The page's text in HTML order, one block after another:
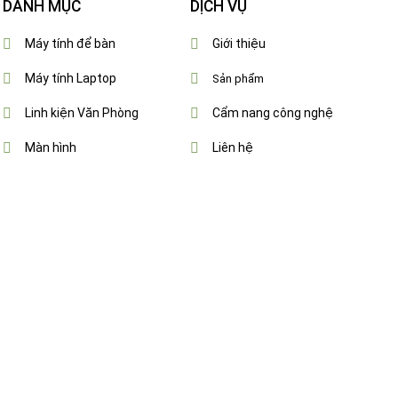
DANH MỤC
Máy tính để bàn
Máy tính Laptop
Linh kiện Văn Phòng
Màn hình
DỊCH VỤ
Giới thiệu
Sản phẩm
Cẩm nang công nghệ
Liên hệ